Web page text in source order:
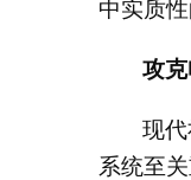
中实质
攻
现
系统至